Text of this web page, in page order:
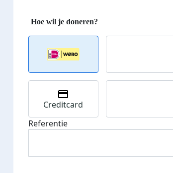
Streefbedrag
Creditcard
Referentie